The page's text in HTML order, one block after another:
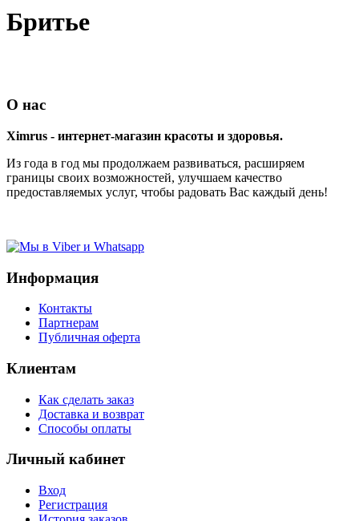
Бритье
О нас
Ximrus - интернет-магазин красоты и здоровья.
Из года в год мы продолжаем развиваться, расширяем
границы своих возможностей, улучшаем качество
предоставляемых услуг, чтобы радовать Вас каждый день!
Информация
Контакты
Партнерам
Публичная оферта
Клиентам
Как сделать заказ
Доставка и возврат
Способы оплаты
Личный кабинет
Вход
Регистрация